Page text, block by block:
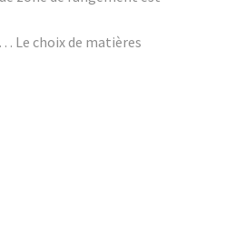
Le choix de matières